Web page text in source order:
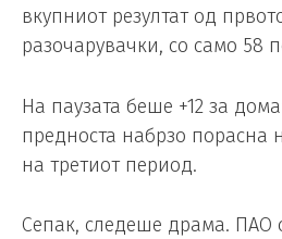
вкупниот резултат од
разочарувачки, со само 58
На паузата беше +12 за
предноста набрзо порасна
на третиот период.
Сепак, следеше драма. ПАО